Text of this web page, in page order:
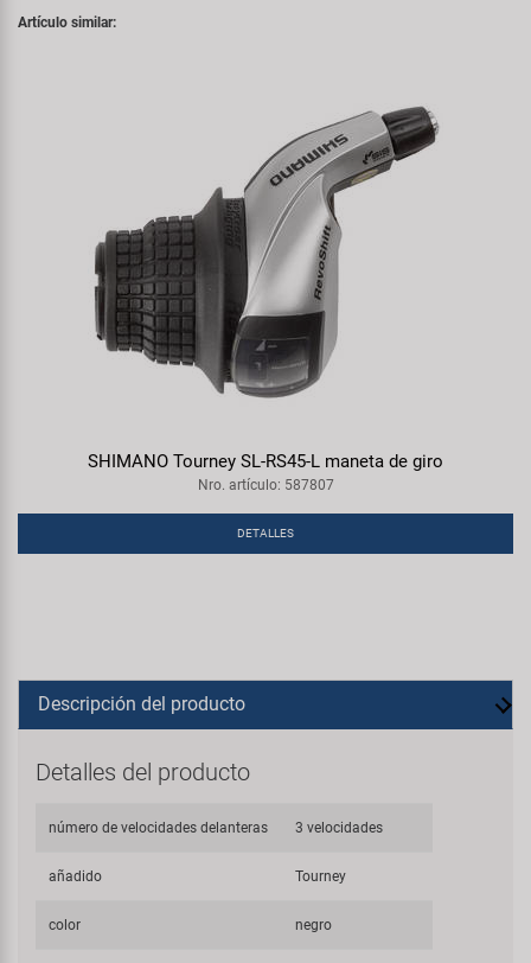
Artículo similar:
SHIMANO Tourney SL-RS45-L maneta de giro
Nro. artículo: 587807
DETALLES
Descripción del producto
Detalles del producto
número de velocidades delanteras 3 velocidades
añadido Tourney
color negro